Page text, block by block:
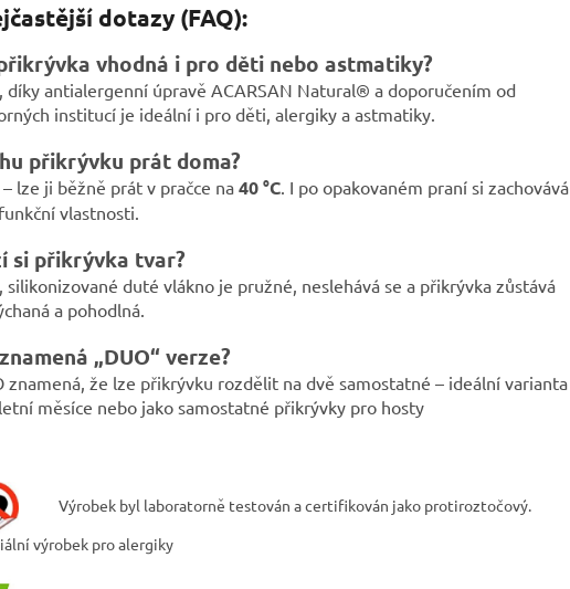
dotazy (FAQ):
vhodná i pro děti nebo astmatiky?
díky antialergenní úpravě ACARSAN Natural® a doporučením od
institucí je ideální i pro děti, alergiky a astmatiky.
přikrývku prát doma?
lze ji běžně prát v pračce na 40 °C . I po opakovaném praní si zachovává
vlastnosti.
si přikrývka tvar?
silikonizované duté vlákno je pružné, neslehává se a přikrývka zůstává
a pohodlná.
„DUO“ verze?
znamená, že lze přikrývku rozdělit na dvě samostatné – ideální varianta
měsíce nebo jako samostatné přikrývky pro hosty
Výrobek byl laboratorně testován a certifikován jako protiroztočový.
výrobek pro alergiky